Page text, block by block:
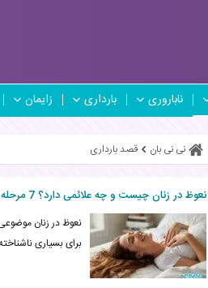
ناباروری بارداری زایمان
نی نی بان قصد بارداری
نعوظ در زنان چیست و چه علائمی دارد؟ 7 مرحله به نعوظ رساندن زن
نعوظ در زنان
برای بسیاری